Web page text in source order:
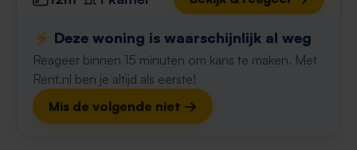
⚡️ Deze woning is waarschijnlijk al weg
Reageer binnen 15 minuten om kans te maken. Met
Rent.nl ben je altijd als eerste!
Mis de volgende niet →